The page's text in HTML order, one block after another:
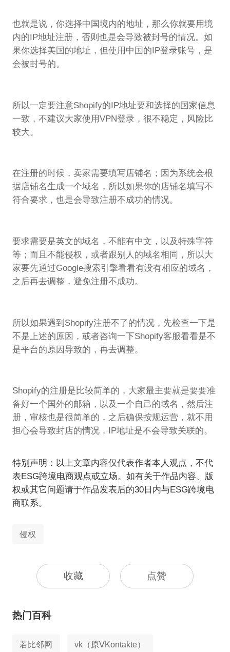
也就是说，你选择中国境内的地址，那么你就要用境
内的IP地址注册，否则也是会导致被封号的情况。如
果你选择美国的地址，但使用中国的IP登录账号，是
会被封号的。
所以一定要注意Shopify的IP地址要和选择的国家信息
一致，不建议大家使用VPN登录，很不稳定，风险比
较大。
在注册的时候，卖家需要填写店铺名；因为系统会根
据店铺名生成一个域名，所以如果你的店铺名填写不
符合要求，也是会导致注册不成功的情况。
要求需要是英文的域名，不能有中文，以及特殊字符
等；而且不能侵权，或者跟别人的域名相同，所以大
家要先通过Google搜索引擎看看有没有相应的域名，
之后再去调整，避免注册不成功。
所以如果遇到Shopify注册不了的情况，先检查一下是
不是上述的原因，或者咨询一下Shopify客服看看是不
是平台的原因导致的，再去调整。
Shopify的注册是比较简单的，大家最主要就是要要准
备好一个国外的邮箱，以及一个自己的域名，然后注
册，审核也是很简单的，之后确保按规运营，就不用
担心会导致封店的情况，IP地址是不会导致关联的。
特别声明：以上文章内容仅代表作者本人观点，不代
表ESG跨境电商观点或立场。如有关于作品内容、版
权或其它问题请于作品发表后的30日内与ESG跨境电
商联系。
侵权
收藏 点赞
热门百科
若比邻网 vk（原VKontakte）